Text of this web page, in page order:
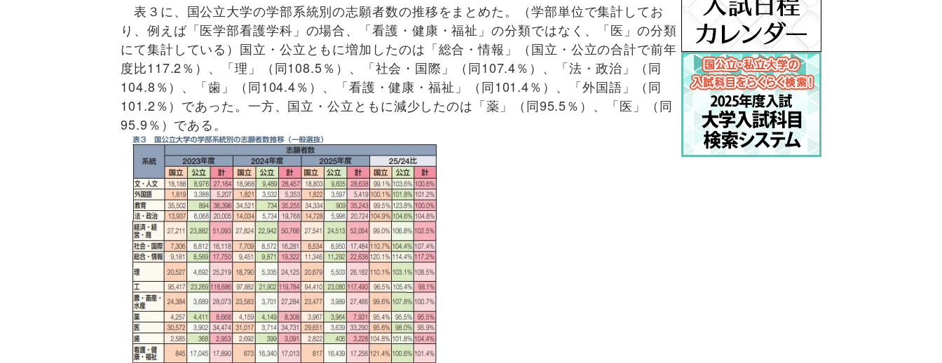
表３に、国公立大学の学部系統別の志願者数の推移をまとめた。（学部単位で集計してお
り、例えば「医学部看護学科」の場合、「看護・健康・福祉」の分類ではなく、「医」の分類
にて集計している）国立・公立ともに増加したのは「総合・情報」（国立・公立の合計で前年
度比117.2％）、「理」（同108.5％）、「社会・国際」（同107.4％）、「法・政治」（同
104.8％）、「歯」（同104.4％）、「看護・健康・福祉」（同101.4％）、「外国語」（同
101.2％）であった。一方、国立・公立ともに減少したのは「薬」（同95.5％）、「医」（同
95.9％）である。